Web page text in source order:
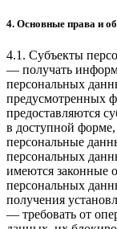
4. Основные права и
4.1. Субъекты
— получать
персональных
предусмотренных
предоставляются
в доступной
персональные
персональных
имеются законные
персональных
получения
— требовать от